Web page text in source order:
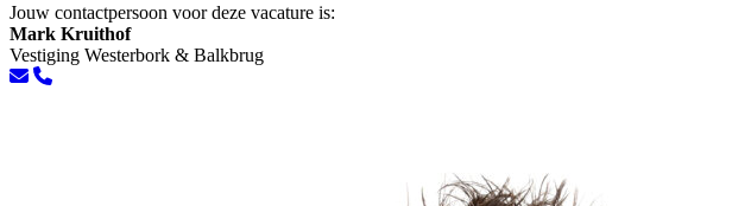
Jouw contactpersoon voor deze vacature is:
Mark Kruithof
Vestiging Westerbork & Balkbrug